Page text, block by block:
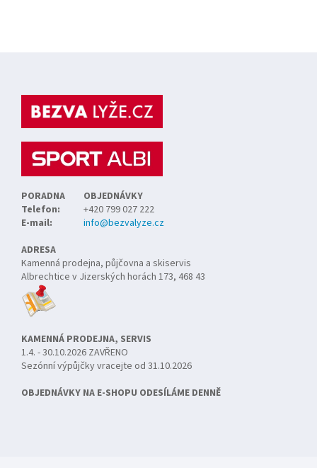
PORADNA
OBJEDNÁVKY
Telefon:
+420 799 027 222
E-mail:
info@bezvalyze.cz
ADRESA
Kamenná prodejna, půjčovna a skiservis
Albrechtice v Jizerských horách 173, 468 43
KAMENNÁ PRODEJNA, SERVIS
1.4. - 30.10.2026 ZAVŘENO
Sezónní výpůjčky vracejte od 31.10.2026
OBJEDNÁVKY NA E-SHOPU ODESÍLÁME DENNĚ